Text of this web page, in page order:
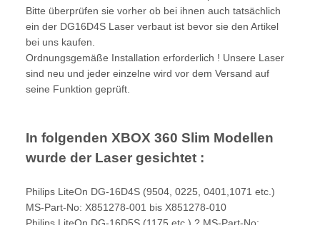
Bitte überprüfen sie vorher ob bei ihnen auch tatsächlich
ein der DG16D4S Laser verbaut ist bevor sie den Artikel
bei uns kaufen.
Ordnungsgemäße Installation erforderlich ! Unsere Laser
sind neu und jeder einzelne wird vor dem Versand auf
seine Funktion geprüft.
In folgenden XBOX 360 Slim Modellen
wurde der Laser gesichtet :
Philips LiteOn DG-16D4S (9504, 0225, 0401,1071 etc.)
MS-Part-No: X851278-001 bis X851278-010